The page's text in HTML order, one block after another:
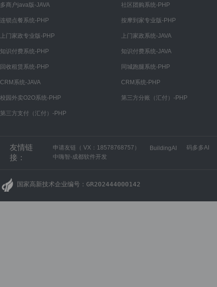
支付设置
支付配置
小程序订单中心path 路径
社区团购功能清单
多商户java版-JAVA 社区团购系统-PHP
连锁点餐系统-PHP 按摩到家专业版-PHP
上门家政专业版-PHP 上门家政系统-JAVA
知识付费系统-PHP 知识付费系统-JAVA
回收租赁系统-PHP 同城跑腿系统-PHP
CRM系统-JAVA CRM系统-PHP
校园外卖O2O系统-PHP 第三方分账（汇付）-PHP
第三方支付（汇付）-PHP
友情链
接：
申请友链（ VX：18578768757） BuildingAI
码多多AI
中嗨智-成都软件开发
国家高新技术企业编号：GR202444000142